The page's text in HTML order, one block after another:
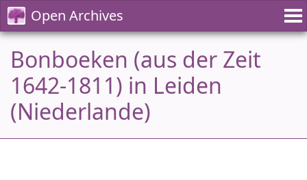
Open Archives
Bonboeken (aus der Zeit
1642-1811) in Leiden
(Niederlande)